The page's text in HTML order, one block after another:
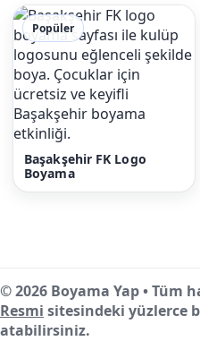
Popüler
Başakşehir FK Logo
Boyama
© 2026 Boyama Yap • Tüm
Resmi sitesindeki yüzlerce
atabilirsiniz.